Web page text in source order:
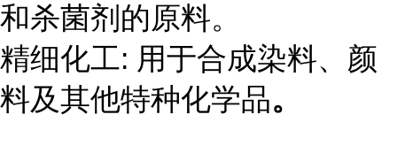
和杀菌剂的原料。
精细化工: 用于合成染料、颜
料及其他特种化学品。